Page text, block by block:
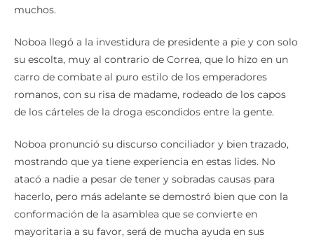
muchos.
Noboa llegó a la investidura de presidente a pie y con solo
su escolta, muy al contrario de Correa, que lo hizo en un
carro de combate al puro estilo de los emperadores
romanos, con su risa de madame, rodeado de los capos
de los cárteles de la droga escondidos entre la gente.
Noboa pronunció su discurso conciliador y bien trazado,
mostrando que ya tiene experiencia en estas lides. No
atacó a nadie a pesar de tener y sobradas causas para
hacerlo, pero más adelante se demostró bien que con la
conformación de la asamblea que se convierte en
mayoritaria a su favor, será de mucha ayuda en sus